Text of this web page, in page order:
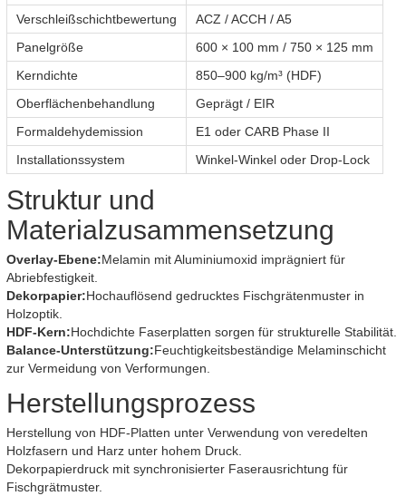
Verschleißschichtbewertung
ACZ / ACCH / A5
Panelgröße
600 × 100 mm / 750 × 125 mm
Kerndichte
850–900 kg/m³ (HDF)
Oberflächenbehandlung
Geprägt / EIR
Formaldehydemission
E1 oder CARB Phase II
Installationssystem
Winkel-Winkel oder Drop-Lock
Struktur und
Materialzusammensetzung
Overlay-Ebene:Melamin mit Aluminiumoxid imprägniert für
Abriebfestigkeit.
Dekorpapier:Hochauflösend gedrucktes Fischgrätenmuster in
Holzoptik.
HDF-Kern:Hochdichte Faserplatten sorgen für strukturelle Stabilität.
Balance-Unterstützung:Feuchtigkeitsbeständige Melaminschicht
zur Vermeidung von Verformungen.
Herstellungsprozess
Herstellung von HDF-Platten unter Verwendung von veredelten
Holzfasern und Harz unter hohem Druck.
Dekorpapierdruck mit synchronisierter Faserausrichtung für
Fischgrätmuster.